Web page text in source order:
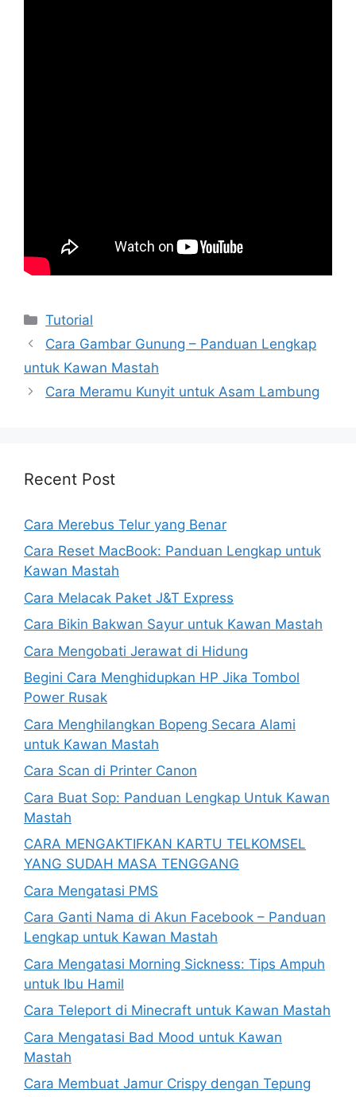
Kategori
Tutorial
Cara Gambar Gunung – Panduan Lengkap
untuk Kawan Mastah
Cara Meramu Kunyit untuk Asam Lambung
Recent Post
Cara Merebus Telur yang Benar
Cara Reset MacBook: Panduan Lengkap untuk
Kawan Mastah
Cara Melacak Paket J&T Express
Cara Bikin Bakwan Sayur untuk Kawan Mastah
Cara Mengobati Jerawat di Hidung
Begini Cara Menghidupkan HP Jika Tombol
Power Rusak
Cara Menghilangkan Bopeng Secara Alami
untuk Kawan Mastah
Cara Scan di Printer Canon
Cara Buat Sop: Panduan Lengkap Untuk Kawan
Mastah
CARA MENGAKTIFKAN KARTU TELKOMSEL
YANG SUDAH MASA TENGGANG
Cara Mengatasi PMS
Cara Ganti Nama di Akun Facebook – Panduan
Lengkap untuk Kawan Mastah
Cara Mengatasi Morning Sickness: Tips Ampuh
untuk Ibu Hamil
Cara Teleport di Minecraft untuk Kawan Mastah
Cara Mengatasi Bad Mood untuk Kawan
Mastah
Cara Membuat Jamur Crispy dengan Tepung